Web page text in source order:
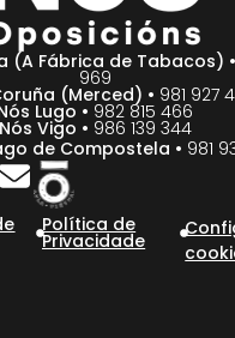
(A Fábrica de Tabacos) •
969
(Merced) • 981 927
Lugo • 982 815 466
Nós Vigo • 986 139 344
de Compostela • 981
Política de
Privacidade